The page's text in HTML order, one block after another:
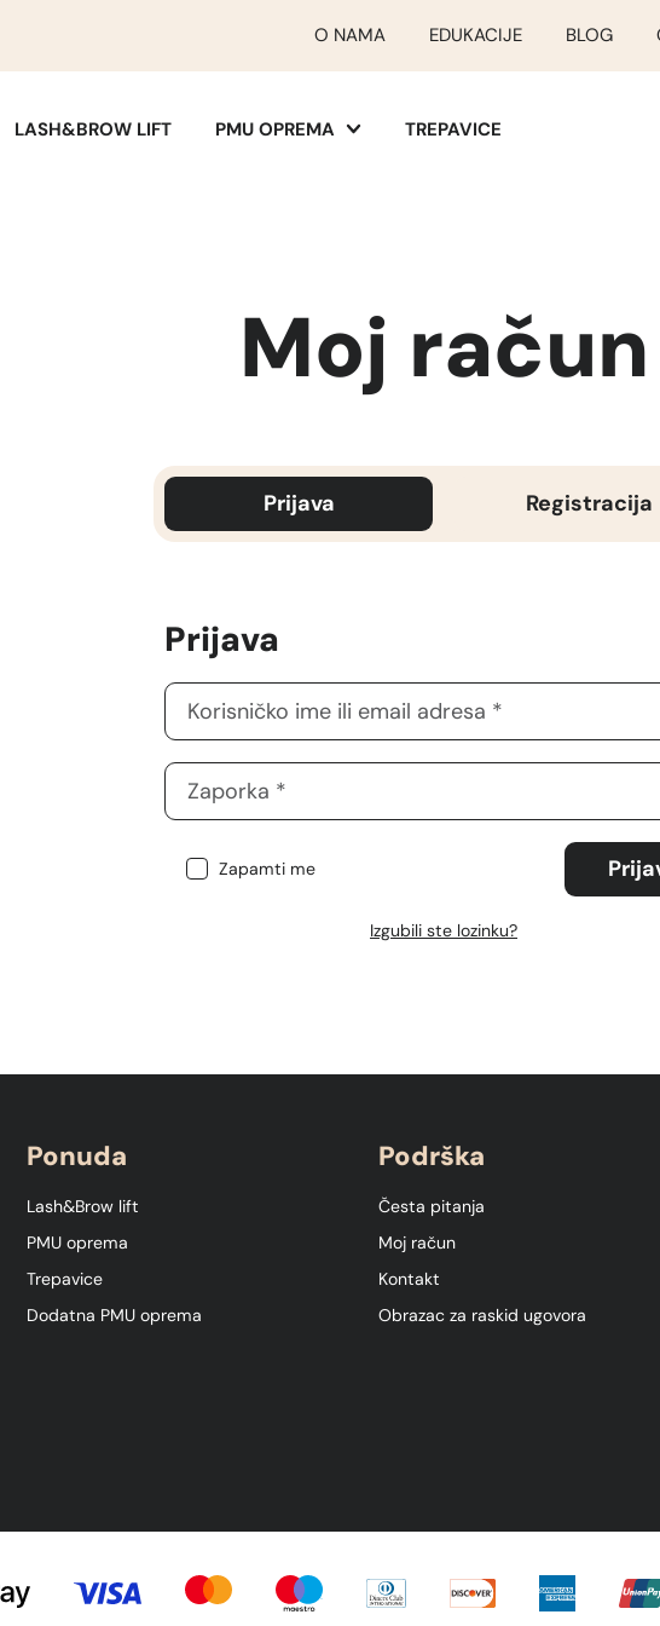
O NAMA EDUKACIJE BLOG
LASH&BROW LIFT PMU OPREMA TREPAVICE
Moj račun
Prijava Registracija
Prijava
Zapamti me
Izgubili ste lozinku?
Ponuda
Lash&Brow lift
PMU oprema
Trepavice
Dodatna PMU oprema
Podrška
Česta pitanja
Moj račun
Kontakt
Obrazac za raskid ugovora